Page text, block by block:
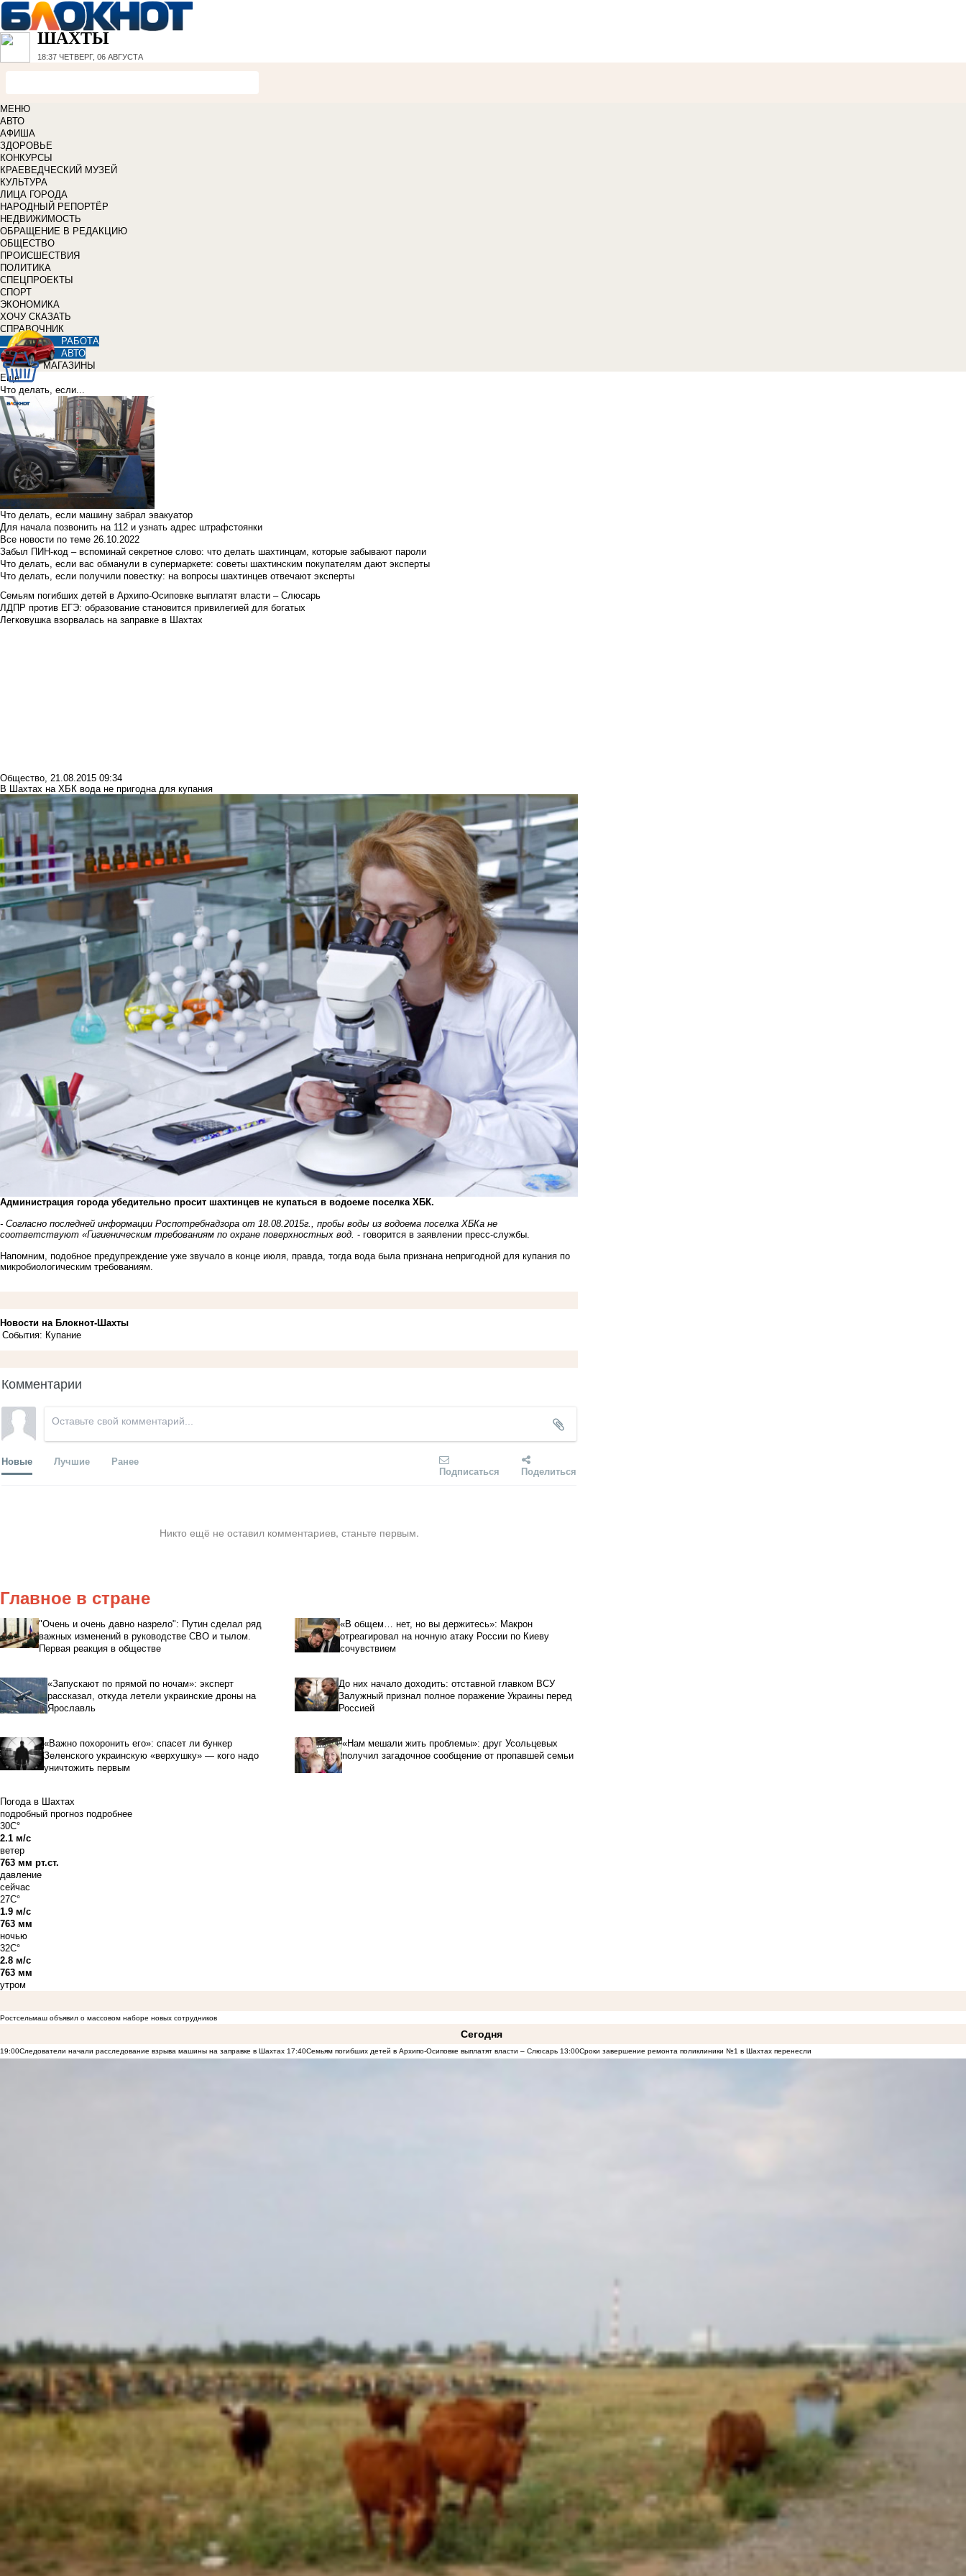
ШАХТЫ
18:37 ЧЕТВЕРГ, 06 АВГУСТА
МЕНЮ
АВТО
АФИША
ЗДОРОВЬЕ
КОНКУРСЫ
КРАЕВЕДЧЕСКИЙ МУЗЕЙ
КУЛЬТУРА
ЛИЦА ГОРОДА
НАРОДНЫЙ РЕПОРТЁР
НЕДВИЖИМОСТЬ
ОБРАЩЕНИЕ В РЕДАКЦИЮ
ОБЩЕСТВО
ПРОИСШЕСТВИЯ
ПОЛИТИКА
СПЕЦПРОЕКТЫ
СПОРТ
ЭКОНОМИКА
ХОЧУ СКАЗАТЬ
СПРАВОЧНИК
РАБОТА
АВТО
МАГАЗИНЫ
Еще
Что делать, если...
Что делать, если машину забрал эвакуатор
Для начала позвонить на 112 и узнать адрес штрафстоянки
Все новости по теме 26.10.2022
Забыл ПИН-код – вспоминай секретное слово: что делать шахтинцам, которые забывают пароли
Что делать, если вас обманули в супермаркете: советы шахтинским покупателям дают эксперты
Что делать, если получили повестку: на вопросы шахтинцев отвечают эксперты
Семьям погибших детей в Архипо-Осиповке выплатят власти – Слюсарь
ЛДПР против ЕГЭ: образование становится привилегией для богатых
Легковушка взорвалась на заправке в Шахтах
Общество, 21.08.2015 09:34
В Шахтах на ХБК вода не пригодна для купания
Администрация города убедительно просит шахтинцев не купаться в водоеме поселка ХБК.
- Согласно последней информации Роспотребнадзора от 18.08.2015г., пробы воды из водоема поселка ХБКа не
соответствуют «Гигиеническим требованиям по охране поверхностных вод. - говорится в заявлении пресс-службы.
Напомним, подобное предупреждение уже звучало в конце июля, правда, тогда вода была признана непригодной для купания по
микробиологическим требованиям.
Новости на Блoкнoт-Шахты
События: Купание
Комментарии
Новые Лучшие Ранее
Подписаться Поделиться
Никто ещё не оставил комментариев, станьте первым.
Главное в стране
"Очень и очень давно назрело": Путин сделал ряд
важных изменений в руководстве СВО и тылом.
Первая реакция в обществе
«В общем… нет, но вы держитесь»: Макрон
отреагировал на ночную атаку России по Киеву
сочувствием
«Запускают по прямой по ночам»: эксперт
рассказал, откуда летели украинские дроны на
Ярославль
До них начало доходить: отставной главком ВСУ
Залужный признал полное поражение Украины перед
Россией
«Важно похоронить его»: спасет ли бункер
Зеленского украинскую «верхушку» — кого надо
уничтожить первым
«Нам мешали жить проблемы»: друг Усольцевых
получил загадочное сообщение от пропавшей семьи
Погода в Шахтах
подробный прогноз подробнее
30C°
2.1 м/с
ветер
763 мм рт.ст.
давление
сейчас
27C°
1.9 м/с
763 мм
ночью
32C°
2.8 м/с
763 мм
утром
Ростсельмаш объявил о массовом наборе новых сотрудников
Сегодня
19:00Следователи начали расследование взрыва машины на заправке в Шахтах 17:40Семьям погибших детей в Архипо-Осиповке выплатят власти – Слюсарь 13:00Сроки завершение ремонта поликлиники №1 в Шахтах перенесли